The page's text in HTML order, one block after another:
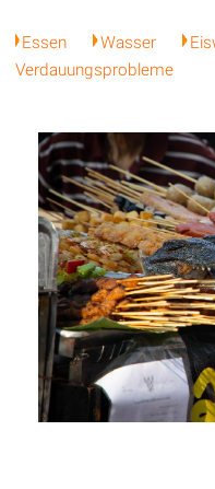
Essen Wasser
Verdauungsprobleme